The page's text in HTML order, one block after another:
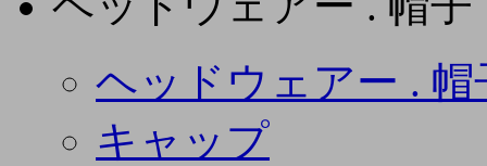
ヘッドウェアー . 帽
キャップ